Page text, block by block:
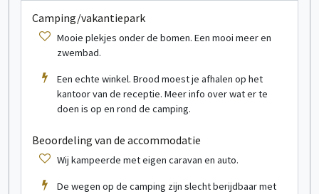
bekijk meer informatie
Chalet 1/4 persoon/personen
Camping/vakantiepark
Mooie plekjes onder de bomen. Een mooi meer en
zwembad.
Een echte winkel. Brood moest je afhalen op het
kantoor van de receptie. Meer info over wat er te
doen is op en rond de camping.
Beoordeling van de accommodatie
Wij kampeerde met eigen caravan en auto.
De wegen op de camping zijn slecht berijdbaar met